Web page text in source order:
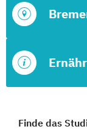
Finde das